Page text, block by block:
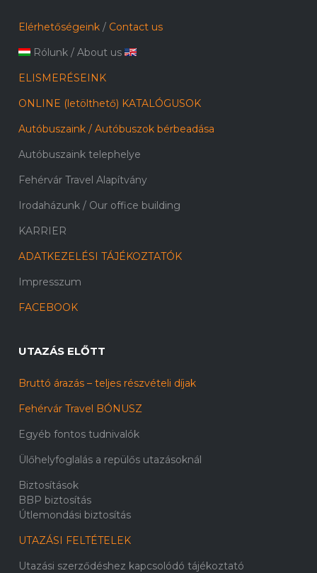
Elérhetőségeink / Contact us
Rólunk /About us
ELISMERÉSEINK
ONLINE (letölthető) KATALÓGUSOK
Autóbuszaink / Autóbuszok bérbeadása
Autóbuszaink telephelye
Fehérvár Travel Alapítvány
Irodaházunk / Our office building
KARRIER
ADATKEZELÉSI TÁJÉKOZTATÓK
Impresszum
FACEBOOK
UTAZÁS ELŐTT
Bruttó árazás – teljes részvételi díjak
Fehérvár Travel BÓNUSZ
Egyéb fontos tudnivalók
Ülőhelyfoglalás a repülős utazásoknál
Biztosítások
BBP biztosítás
Útlemondási biztosítás
UTAZÁSI FELTÉTELEK
Utazási szerződéshez kapcsolódó tájékoztató